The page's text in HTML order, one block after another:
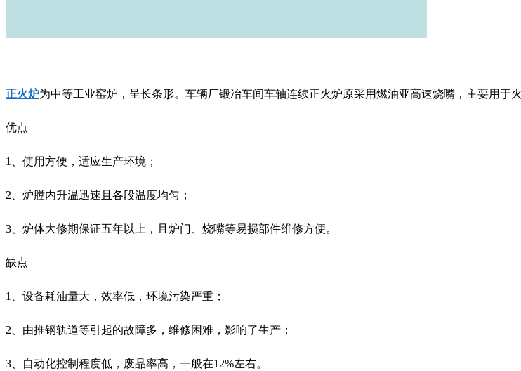
正火炉为中等工业窑炉，呈长条形。车辆厂锻冶车间车轴连续正火炉原采用燃油亚高速烧嘴，主要用于
优点
1、使用方便，适应生产环境；
2、炉膛内升温迅速且各段温度均匀；
3、炉体大修期保证五年以上，且炉门、烧嘴等易损部件维修方便。
缺点
1、设备耗油量大，效率低，环境污染严重；
2、由推钢轨道等引起的故障多，维修困难，影响了生产；
3、自动化控制程度低，废品率高，一般在12%左右。